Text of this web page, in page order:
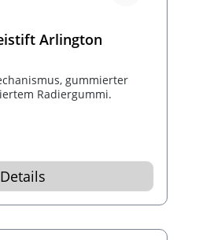
Arlington
gummierter
Radiergummi.
Details